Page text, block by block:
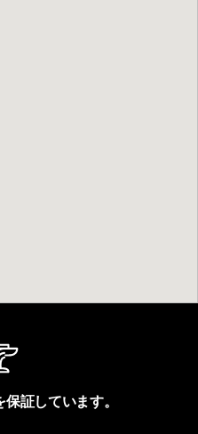
証しています。